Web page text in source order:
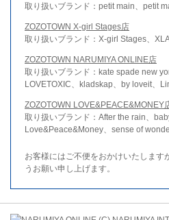
取り扱いブランド：petit main、petit
ZOZOTOWN X-girl Stages店
取り扱いブランド：X-girl Stages、
ZOZOTOWN NARUMIYA ONLINE店
取り扱いブランド：kate spade new
LOVETOXIC、kladskap、by loveit、
ZOZOTOWN LOVE&PEACE&MONEY
取り扱いブランド：After the rain、
Love&Peace&Money、sense of
お客様にはご不便をおかけいたします
うお願い申し上げます。